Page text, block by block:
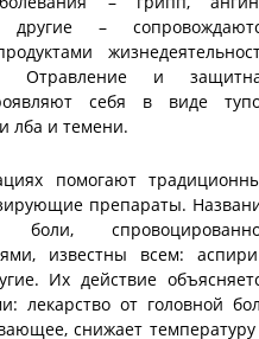
–
Отравление и
себя в виде
лба и темени.
помогают
препараты.
известны всем:
Их действие
лекарство от головной
снижает